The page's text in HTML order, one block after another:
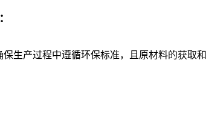
产过程中遵循环保标准，且原材料的获取和